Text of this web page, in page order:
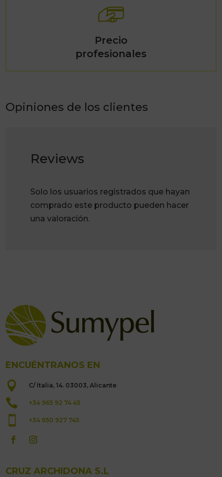
Precio
profesionales
Opiniones de los clientes
Reviews
Solo los usuarios registrados que hayan
comprado este producto pueden hacer
una valoración.
ENCUÉNTRANOS EN
 C/ Italia, 14. 03003, Alicante
 +34 965 92 74 45
 +34 650 927 745
CRUZ ARCHIDONA S.L